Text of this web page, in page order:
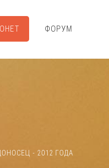
ФОРУМ
- 2012 ГОДА